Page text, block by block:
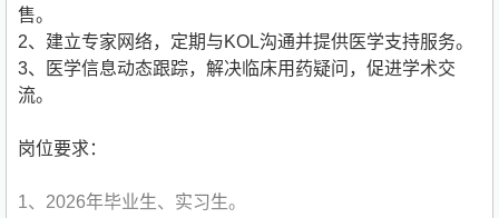
售。
2、建立专家网络，定期与KOL沟通并提供医学支持服务。
3、医学信息动态跟踪，解决临床用药疑问，促进学术交
流。
岗位要求：
1、2026年毕业生、实习生。